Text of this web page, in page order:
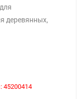
деревянных,
45200414